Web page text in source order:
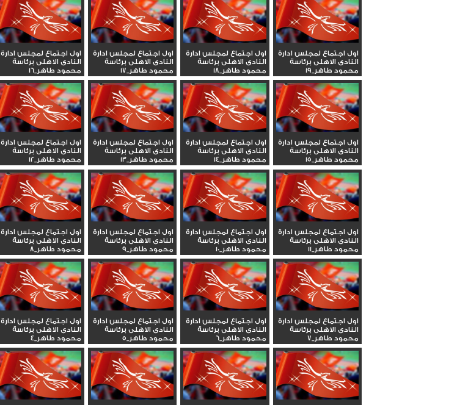
اول اجتماع لمجلس ادارة
النادى الاهلى برئاسة
محمود طاهر_19
اول اجتماع لمجلس ادارة
النادى الاهلى برئاسة
محمود طاهر_18
اول اجتماع لمجلس ادارة
النادى الاهلى برئاسة
محمود طاهر_17
اول اجتماع لمجلس ادارة
النادى الاهلى برئاسة
محمود طاهر_16
اول اجتماع لمجلس ادارة
النادى الاهلى برئاسة
محمود طاهر_15
اول اجتماع لمجلس ادارة
النادى الاهلى برئاسة
محمود طاهر_14
اول اجتماع لمجلس ادارة
النادى الاهلى برئاسة
محمود طاهر_13
اول اجتماع لمجلس ادارة
النادى الاهلى برئاسة
محمود طاهر_12
اول اجتماع لمجلس ادارة
النادى الاهلى برئاسة
محمود طاهر_11
اول اجتماع لمجلس ادارة
النادى الاهلى برئاسة
محمود طاهر_10
اول اجتماع لمجلس ادارة
النادى الاهلى برئاسة
محمود طاهر_9
اول اجتماع لمجلس ادارة
النادى الاهلى برئاسة
محمود طاهر_8
اول اجتماع لمجلس ادارة
النادى الاهلى برئاسة
محمود طاهر_7
اول اجتماع لمجلس ادارة
النادى الاهلى برئاسة
محمود طاهر_6
اول اجتماع لمجلس ادارة
النادى الاهلى برئاسة
محمود طاهر_5
اول اجتماع لمجلس ادارة
النادى الاهلى برئاسة
محمود طاهر_4